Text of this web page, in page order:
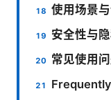
使用场景
安全性与
常见使用